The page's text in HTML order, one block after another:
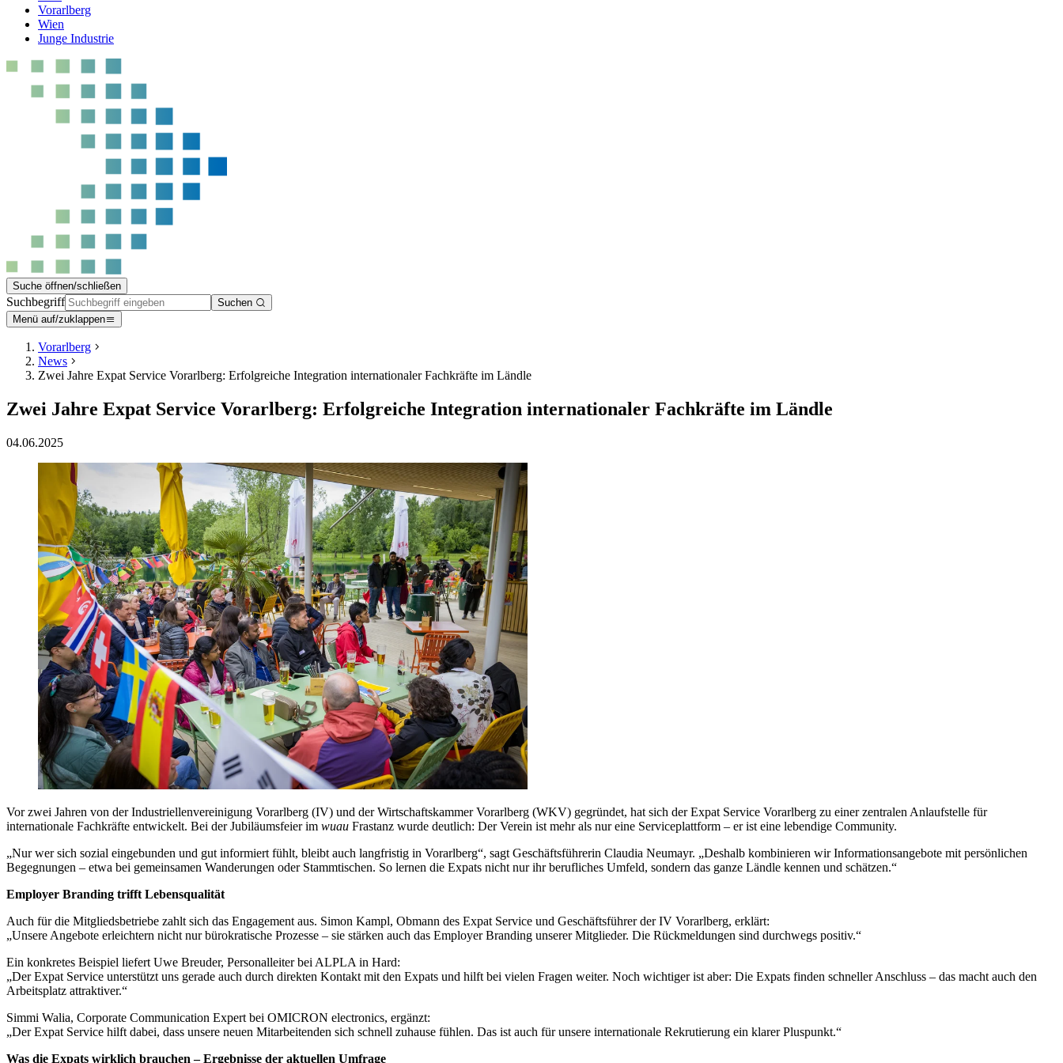
Vorarlberg
Wien
Junge Industrie
Suche öffnen/schließen
Suchbegriff
Suchen
Menü auf/zuklappen
Vorarlberg
News
Zwei Jahre Expat Service Vorarlberg: Erfolgreiche Integration internationaler Fachkräfte im Ländle
Zwei Jahre Expat Service Vorarlberg: Erfolgreiche Integration internationaler Fachkräfte im Ländle
04.06.2025
Vor zwei Jahren von der Industriellenvereinigung Vorarlberg (IV) und der Wirtschaftskammer Vorarlberg (WKV) gegründet, hat sich der Expat Service Vorarlberg zu einer zentralen Anlaufstelle für
internationale Fachkräfte entwickelt. Bei der Jubiläumsfeier im wuau Frastanz wurde deutlich: Der Verein ist mehr als nur eine Serviceplattform – er ist eine lebendige Community.
„Nur wer sich sozial eingebunden und gut informiert fühlt, bleibt auch langfristig in Vorarlberg“, sagt Geschäftsführerin Claudia Neumayr. „Deshalb kombinieren wir Informationsangebote mit persönlichen
Begegnungen – etwa bei gemeinsamen Wanderungen oder Stammtischen. So lernen die Expats nicht nur ihr berufliches Umfeld, sondern das ganze Ländle kennen und schätzen.“
Employer Branding trifft Lebensqualität
Auch für die Mitgliedsbetriebe zahlt sich das Engagement aus. Simon Kampl, Obmann des Expat Service und Geschäftsführer der IV Vorarlberg, erklärt:
„Unsere Angebote erleichtern nicht nur bürokratische Prozesse – sie stärken auch das Employer Branding unserer Mitglieder. Die Rückmeldungen sind durchwegs positiv.“
Ein konkretes Beispiel liefert Uwe Breuder, Personalleiter bei ALPLA in Hard:
„Der Expat Service unterstützt uns gerade auch durch direkten Kontakt mit den Expats und hilft bei vielen Fragen weiter. Noch wichtiger ist aber: Die Expats finden schneller Anschluss – das macht auch den
Arbeitsplatz attraktiver.“
Simmi Walia, Corporate Communication Expert bei OMICRON electronics, ergänzt:
„Der Expat Service hilft dabei, dass unsere neuen Mitarbeitenden sich schnell zuhause fühlen. Das ist auch für unsere internationale Rekrutierung ein klarer Pluspunkt.“
Was die Expats wirklich brauchen – Ergebnisse der aktuellen Umfrage